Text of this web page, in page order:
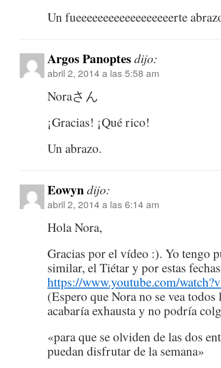
Un fueeeeeeeeeeeeeeeeeerte
Argos Panoptesdijo:
abril 2, 2014 a las 5:58 am
Noraさん
¡Gracias! ¡Qué rico!
Un abrazo.
Eowyndijo:
abril 2, 2014 a las 6:14 am
Hola Nora,
Gracias por el vídeo :). Yo tengo
similar, el Tiétar y por estas
https://www.youtube.com/
(Espero que Nora no se vea
acabaría exhausta y no podría
«para que se olviden de las dos
puedan disfrutar de la semana»